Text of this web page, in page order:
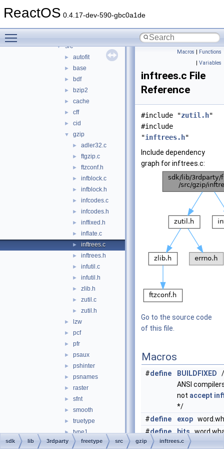
ReactOS 0.4.17-dev-590-gbc0a1de
▼ freetype
▼ src
► autofit
► base
► bdf
► bzip2
► cache
► cff
► cid
▼ gzip
► adler32.c
► ftgzip.c
► ftzconf.h
► infblock.c
► infblock.h
► infcodes.c
► infcodes.h
► inffixed.h
► inflate.c
► inftrees.c
► inftrees.h
► infutil.c
► infutil.h
► zlib.h
► zutil.c
► zutil.h
► lzw
► pcf
► pfr
► psaux
► pshinter
► psnames
► raster
► sfnt
► smooth
► truetype
► type1
► type42
Macros | Functions
| Variables
inftrees.c File
Reference
#include "zutil.h"
#include
"inftrees.h"
Include dependency
graph for inftrees.c:
Go to the source code
of this file.
Macros
#define BUILDFIXED
ANSI
not accept
*/
#define exop
#define bits
# define BMAX
sdk lib 3rdparty freetype src gzip inftrees.c